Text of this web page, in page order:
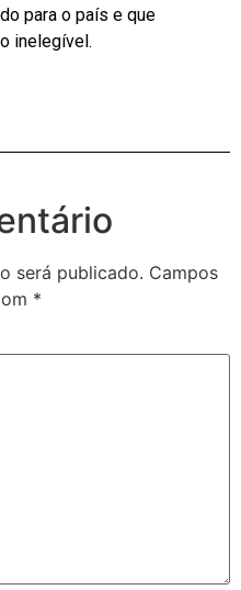
para o país e que
inelegível.
será publicado. Campos
*